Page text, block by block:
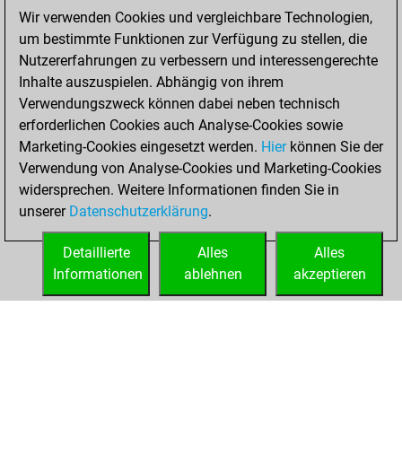
You achieved a
BeautyScore of 30
Fritz
achieved a new Elo
of 1589
Montag, April 13,
2026
You created
your Fritz account
Wir verwenden Cookies und vergleichbare Technologien,
um bestimmte Funktionen zur Verfügung zu stellen, die
Nutzererfahrungen zu verbessern und interessengerechte
Inhalte auszuspielen. Abhängig von ihrem
Verwendungszweck können dabei neben technisch
erforderlichen Cookies auch Analyse-Cookies sowie
Marketing-Cookies eingesetzt werden. Hierkönnen Sie der
Verwendung von Analyse-Cookies und Marketing-Cookies
widersprechen. Weitere Informationen finden Sie in
unserer Datenschutzerklärung.
Alles
akzeptieren
Alles
ablehnen
Detaillierte
Informationen